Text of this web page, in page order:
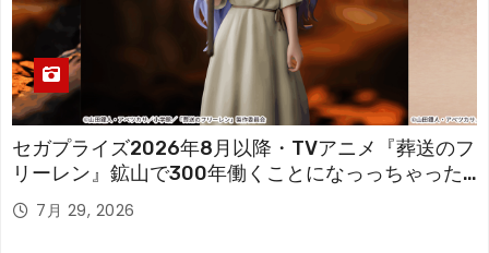
セガプライズ2026年8月以降・TVアニメ『葬送のフ
リーレン』鉱山で300年働くことになっっちゃった
「フリーレン」を立体化！
7月 29, 2026